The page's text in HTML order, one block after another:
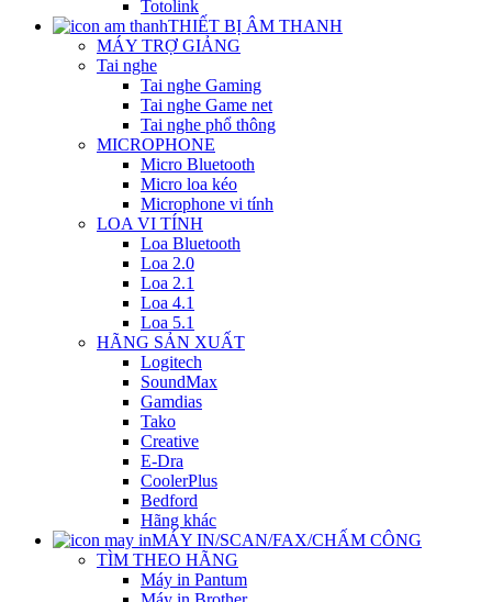
Totolink
THIẾT BỊ ÂM THANH
MÁY TRỢ GIẢNG
Tai nghe
Tai nghe Gaming
Tai nghe Game net
Tai nghe phổ thông
MICROPHONE
Micro Bluetooth
Micro loa kéo
Microphone vi tính
LOA VI TÍNH
Loa Bluetooth
Loa 2.0
Loa 2.1
Loa 4.1
Loa 5.1
HÃNG SẢN XUẤT
Logitech
SoundMax
Gamdias
Tako
Creative
E-Dra
CoolerPlus
Bedford
Hãng khác
MÁY IN/SCAN/FAX/CHẤM CÔNG
TÌM THEO HÃNG
Máy in Pantum